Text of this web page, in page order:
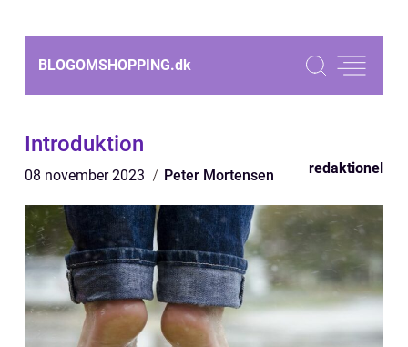
BLOGOMSHOPPING.dk
Introduktion
08 november 2023 Peter Mortensen redaktionel